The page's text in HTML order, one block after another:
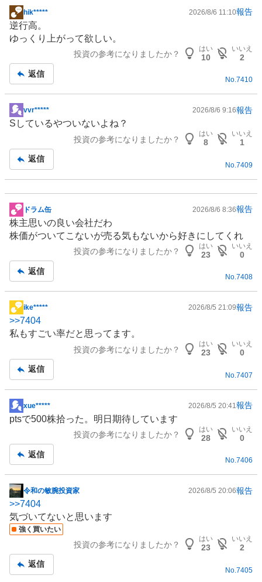
掲
示
板
hik***** 2026/8/6 11:10報告
逆行高。
ゆっくり上がって欲しい。
投資の参考になりましたか？
はい
10
いいえ
2
返信
No.7410
掲
示
事
vvr***** 2026/8/6 9:16報告
Sしているやついないよね？
投資の参考になりましたか？
はい
8
いいえ
1
返信
No. 7409
掲
示
板
ドラム缶 2026/8/6 8:36報告
株主思いの良い会社だわ
株価がついてこないが売る気もないから好きにしてくれ
投資の参考になりましたか？
はい
23
いいえ
0
返信
No.7408
掲
示
板
ike***** 2026/8/5 21:09報告
>>7404
私もすごい率だと思ってます。
投資の参考になりましたか？
はい
23
いいえ
0
返信
No. 7407
掲
示
事
xue***** 2026/8/5 20:41 報告
ptsで500株拾った。明日期待しています
投資の参考になりましたか？
はい
28
いいえ
0
返信
No.7406
掲
示
板
記
令和の敏腕投資家 2026/8/5 20:06報告
>>7404
気づいてないと思います
強く買いたい
投資の参考になりましたか？
はい
23
いいえ
2
返信
No. 7405